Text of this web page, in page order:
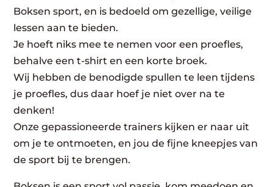
Boksen sport, en is bedoeld om gezellige, veilige
lessen aan te bieden.
Je hoeft niks mee te nemen voor een proefles,
behalve een t-shirt en een korte broek.
Wij hebben de benodigde spullen te leen tijdens
je proefles, dus daar hoef je niet over na te
denken!
Onze gepassioneerde trainers kijken er naar uit
om je te ontmoeten, en jou de fijne kneepjes van
de sport bij te brengen.